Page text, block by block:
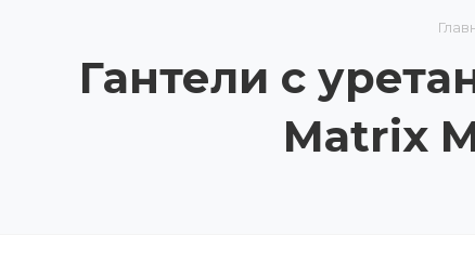
Гантели с
Matrix